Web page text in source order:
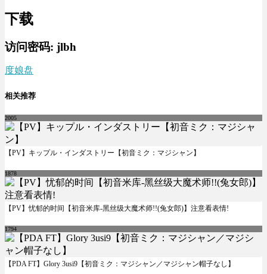
下载
访问密码: jlbh
度娘盘
相关推荐
2005
【PV】キップル・インダストリー【初音ミク：マジシャン】
1878
【PV】忧郁的时间【初音米库-黑丝级大魔术师!!(兔女郎)】注意看表情!
1794
【PDA FT】Glory 3usi9【初音ミク：マジシャン／マジシャン帽子なし】